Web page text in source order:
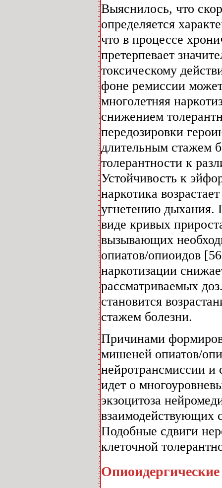
Выяснилось, что
определяется
что в процессе
претерпевает
токсическому
фоне ремиссии
многолетняя
снижением
передозировки
длительным стажем
толерантности к
Устойчивость к
наркотика
угнетению дыхания.
виде кривых
вызывающих
опиатов/опиоидов
наркотизации
рассматриваемых
становится
стажем болезни.
Причинами
мишеней опиатов/
нейротрансмиссии и
идет о
экзоцитоза
взаимодействующих
Подобные сдвиги
клеточной